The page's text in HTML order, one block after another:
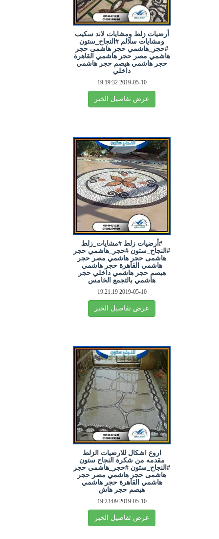
أرضيات زلط ومشايات لاند سكيب
ومشايات سلالم #النجاح_ستون
#حجر_هاشمي حجر هاشمى حجر
هاشمي مصر حجر هاشمي القاهرة
حجر هاشمي هيصم حجر هاشمي
داخلي
2019-05-10 19:19:32
عرض تفاصيل الخبر
#أرضيات زلط #مشايات_زلط
#النجاح_ستون #حجر_هاشمي حجر
هاشمى حجر هاشمي مصر حجر
هاشمي القاهرة حجر هاشمي
هيصم حجر هاشمي داخلي حجر
هاشمي بالتجمع الخامس
2019-05-10 19:21:19
عرض تفاصيل الخبر
اروع اشكال للارضيات الزلط
مقدمه من شكرة النجاح ستون
#النجاح_ستون #حجر_هاشمي حجر
هاشمى حجر هاشمي مصر حجر
هاشمي القاهرة حجر هاشمي
هيصم حجر هاش
2019-05-10 19:23:09
عرض تفاصيل الخبر